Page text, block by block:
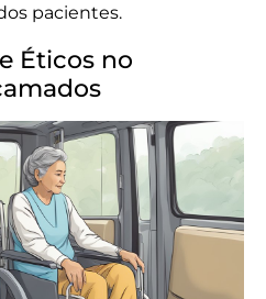
pacientes.
Éticos no